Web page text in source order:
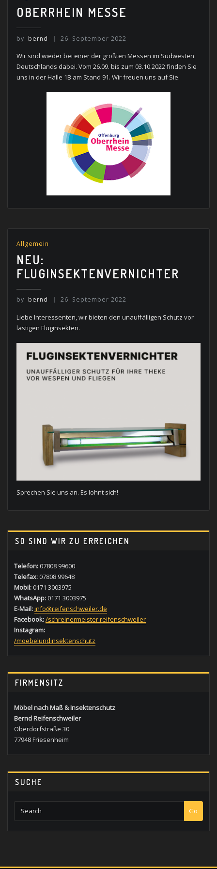
OBERRHEIN MESSE
by bernd 26. September 2022
Wir sind wieder bei einer der größten Messen im Südwesten
Deutschlands dabei. Vom 26.09. bis zum 03.10.2022 finden Sie
uns in der Halle 1B am Stand 91. Wir freuen uns auf Sie.
Allgemein
NEU:
FLUGINSEKTENVERNICHTER
by bernd 26. September 2022
Liebe Interessenten, wir bieten den unauffälligen Schutz vor
lästigen Fluginsekten.
Sprechen Sie uns an. Es lohnt sich!
SO SIND WIR ZU ERREICHEN
Telefon:07808 99600
Telefax:07808 99648
Mobil:0171 3003975
WhatsApp:0171 3003975
E-Mail:info@reifenschweiler.de
Facebook:/schreinermeister.reifenschweiler
Instagram:
/moebelundinsektenschutz
FIRMENSITZ
Möbel nach Maß & Insektenschutz
Bernd Reifenschweiler
Oberdorfstraße 30
77948 Friesenheim
SUCHE
Go